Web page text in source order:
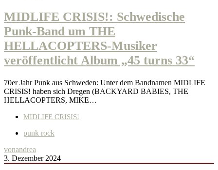
MIDLIFE CRISIS!: Schwedische
Punk-Band um THE
HELLACOPTERS-Musiker
veröffentlicht Album „45 turns 33“
70er Jahr Punk aus Schweden: Unter dem Bandnamen MIDLIFE
CRISIS! haben sich Dregen (BACKYARD BABIES, THE
HELLACOPTERS, MIKE…
MIDLIFE CRISIS!
punk rock
vonandrea
3. Dezember 2024